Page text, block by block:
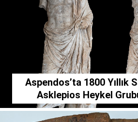
EKONOMI
POLITIKA
SIYASET
DÜNYA
Aspendos’ta 1800 Yıllık
Asklepios Heykel